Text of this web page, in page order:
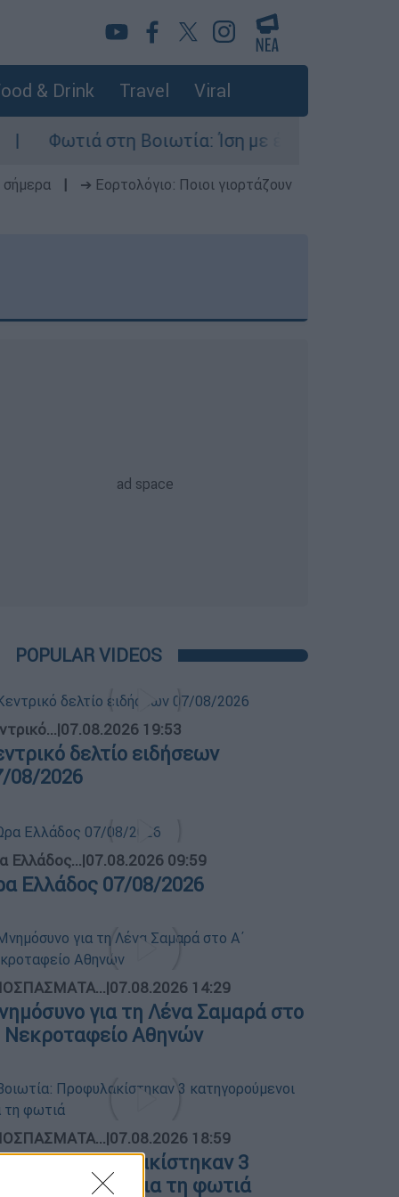
& Drink Travel Viral
Βοιωτία: Ίση με έξι ατομικές βόμβες της
➔ Εορτολόγιο: Ποιοι γιορτάζουν
POPULAR VIDEOS
|07.08.2026 19:53
δελτίο ειδήσεων
08/2026
Ελλάδος...|07.08.2026 09:59
Ελλάδος 07/08/2026
|07.08.2026 14:29
για τη Λένα Σαμαρά στο
Νεκροταφείο Αθηνών
|07.08.2026 18:59
Προφυλακίστηκαν 3
για τη φωτιά